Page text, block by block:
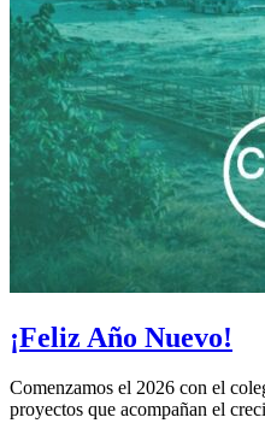
¡Feliz Año Nuevo!
Comenzamos el 2026 con el
proyectos que acompañan el